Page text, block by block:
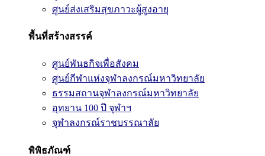
ศูนย์ส่งเสริมสุขภาวะผู้สูงอายุ
พื้นที่สร้างสรรค์
ศูนย์พันธกิจเพื่อสังคม
ศูนย์กีฬาแห่งจุฬาลงกรณ์มหาวิทยาลัย
ธรรมสถานจุฬาลงกรณ์มหาวิทยาลัย
อุทยาน 100 ปี จุฬาฯ
จุฬาลงกรณ์ราชบรรณาลัย
พิพิธภัณฑ์